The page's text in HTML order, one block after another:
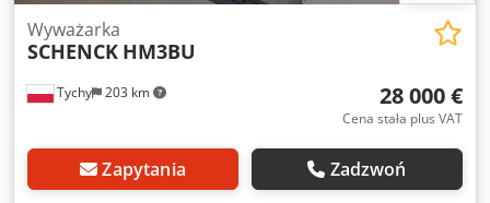
Tychy 203 km
Wyważarka
SCHENCK HM3BU
28 000 €
Cena stała plus VAT
Zapytania Zadzwoń